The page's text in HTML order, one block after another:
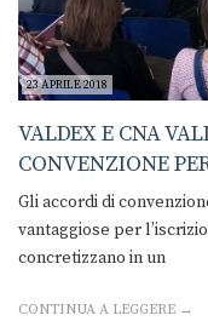
23 APRILE 2018
VALDEX E CNA
CONVENZIONE
Gli accordi di
vantaggiose per
concretizzano in un
CONTINUA A LEGGERE →